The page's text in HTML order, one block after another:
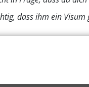
dass ihm ein Visum